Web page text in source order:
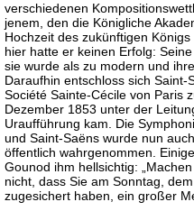
verschiedenen
jenem, den die Königliche
Hochzeit des zukünftigen
hier hatte er keinen Erfolg:
sie wurde als zu modern und
Daraufhin entschloss sich
Société Sainte-Cécile von Paris
Dezember 1853 unter der
Uraufführung kam. Die
und Saint-Saëns wurde nun
öffentlich wahrgenommen.
Gounod ihm hellsichtig:
nicht, dass Sie am Sonntag,
zugesichert haben, ein großer